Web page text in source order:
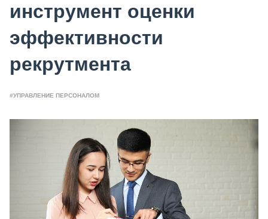
инструмент оценки
эффективности
рекрутмента
#УПРАВЛЕНИЕ ПЕРСОНАЛОМ